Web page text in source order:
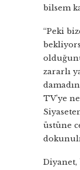
bilsem
“Peki
zararlı
TV’ye
üstüne